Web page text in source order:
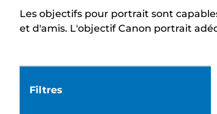
Les objectifs pour portrait sont
et d'amis. L'objectif Canon portrait
Filtres